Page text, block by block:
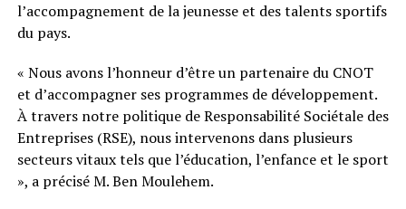
l’accompagnement de la jeunesse et des talents sportifs
du pays.
« Nous avons l’honneur d’être un partenaire du CNOT
et d’accompagner ses programmes de développement.
À travers notre politique de Responsabilité Sociétale des
Entreprises (RSE), nous intervenons dans plusieurs
secteurs vitaux tels que l’éducation, l’enfance et le sport
», a précisé M. Ben Moulehem.